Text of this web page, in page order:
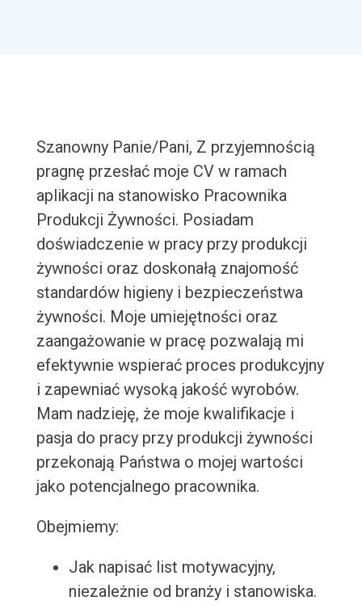
Szanowny Panie/Pani, Z przyjemnością
pragnę przesłać moje CV w ramach
aplikacji na stanowisko Pracownika
Produkcji Żywności. Posiadam
doświadczenie w pracy przy produkcji
żywności oraz doskonałą znajomość
standardów higieny i bezpieczeństwa
żywności. Moje umiejętności oraz
zaangażowanie w pracę pozwalają mi
efektywnie wspierać proces produkcyjny
i zapewniać wysoką jakość wyrobów.
Mam nadzieję, że moje kwalifikacje i
pasja do pracy przy produkcji żywności
przekonają Państwa o mojej wartości
jako potencjalnego pracownika.
Obejmiemy:
Jak napisać list motywacyjny,
niezależnie od branży i stanowiska.